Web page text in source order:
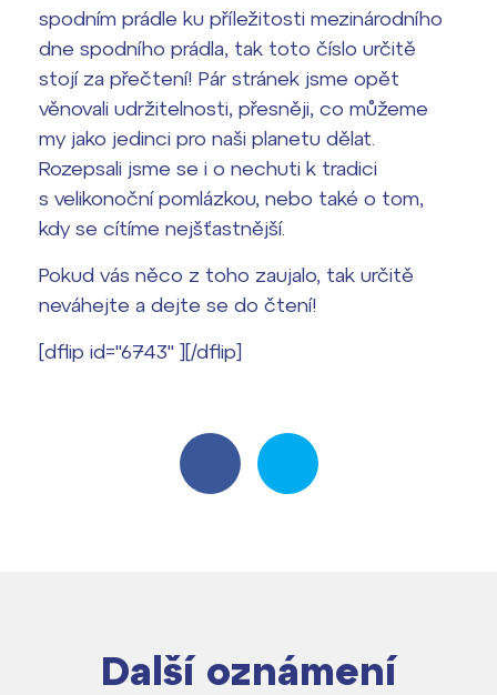
Maturitní témata
Pomoc! Mám problém!
Harmonogram školního roku
Termíny maturit
spodním prádle ku příležitosti mezinárodního
dne spodního prádla, tak toto číslo určitě
stojí za přečtení! Pár stránek jsme opět
věnovali udržitelnosti, přesněji, co můžeme
my jako jedinci pro naši planetu dělat.
Rozepsali jsme se i o nechuti k tradici
s velikonoční pomlázkou, nebo také o tom,
kdy se cítíme nejšťastnější.
Pokud vás něco z toho zaujalo, tak určitě
neváhejte a dejte se do čtení!
[dflip id="6743" ][/dflip]
Další oznámení